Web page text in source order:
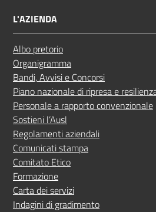
L'AZIENDA
Albo pretorio
Organigramma
Bandi, Avvisi e Concorsi
Piano nazionale di ripresa e
Personale a rapporto convenzionale
Sostieni l’Ausl
Regolamenti aziendali
Comunicati stampa
Comitato Etico
Formazione
Carta dei servizi
Indagini di gradimento